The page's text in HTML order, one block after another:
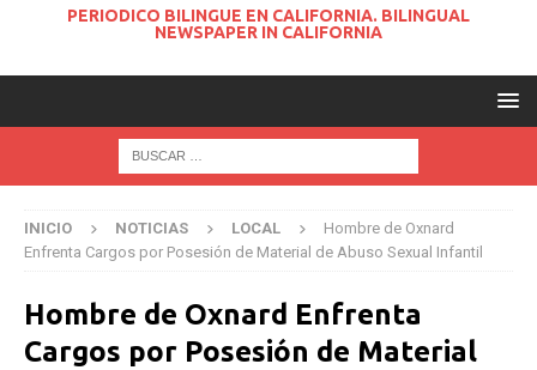
PERIODICO BILINGUE EN CALIFORNIA. BILINGUAL
NEWSPAPER IN CALIFORNIA
INICIO NOTICIAS LOCAL
Hombre de Oxnard
Enfrenta Cargos por Posesión de Material de Abuso Sexual Infantil
Hombre de Oxnard Enfrenta
Cargos por Posesión de Material